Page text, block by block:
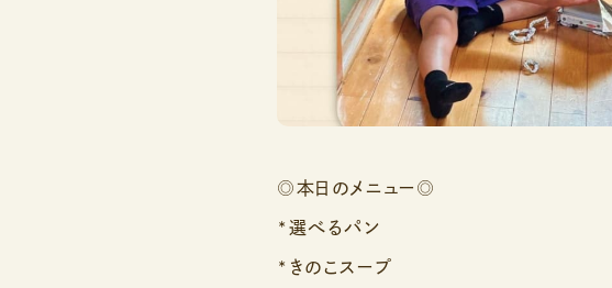
◎本日のメニュー◎
*選べるパン
*きのこスープ